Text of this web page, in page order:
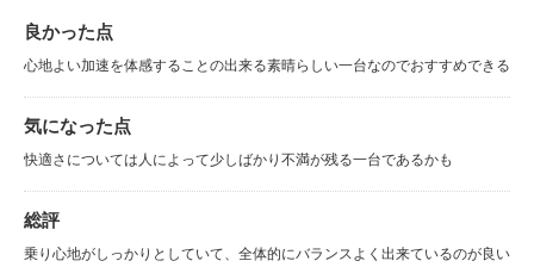
良かった点
心地よい加速を体感することの出来る素晴らしい一台なのでおすすめできる
気になった点
快適さについては人によって少しばかり不満が残る一台であるかも
総評
乗り心地がしっかりとしていて、全体的にバランスよく出来ているのが良い